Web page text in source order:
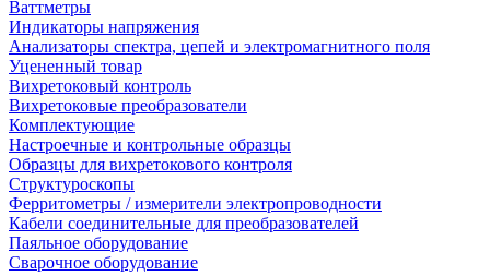
Ваттметры
Индикаторы напряжения
Анализаторы спектра, цепей и электромагнитного поля
Уцененный товар
Вихретоковый контроль
Вихретоковые преобразователи
Комплектующие
Настроечные и контрольные образцы
Образцы для вихретокового контроля
Структуроскопы
Ферритометры / измерители электропроводности
Кабели соединительные для преобразователей
Паяльное оборудование
Сварочное оборудование